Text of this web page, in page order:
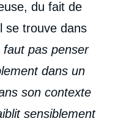
du fait de
se trouve dans
faut pas penser
dans un
son contexte
sensiblement